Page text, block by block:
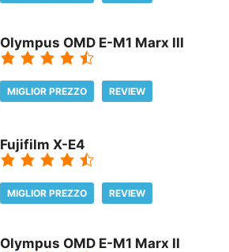
Olympus OMD E-M1 Marx III
MIGLIOR PREZZO REVIEW
Fujifilm X-E4
MIGLIOR PREZZO REVIEW
Olympus OMD E-M1 Marx II